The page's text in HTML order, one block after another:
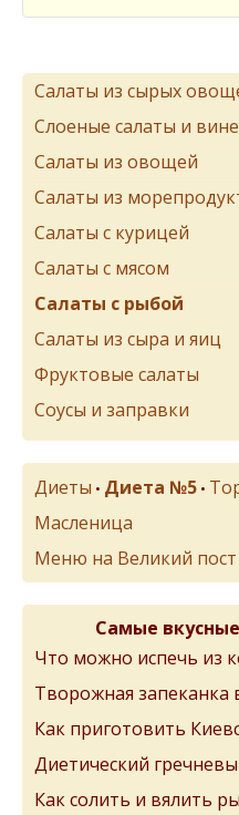
Салаты из сырых
Слоеные салаты и
Салаты из овощей
Салаты из
Салаты с курицей
Салаты с мясом
Салаты с рыбой
Салаты из сыра и яиц
Фруктовые салаты
Соусы и заправки
Диеты • Диета №5 •
Масленица
Меню на Великий пост
Самые
Что можно испечь из
Творожная запеканка
Как приготовить
Диетический
Как солить и вялить